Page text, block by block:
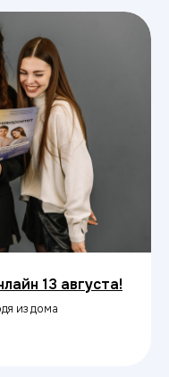
13 августа!
из дома